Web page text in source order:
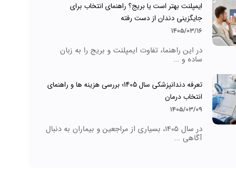
ایمپلنت بهتر است یا بریج؟ راهنمای انتخاب برای
جایگزینی دندان از دست رفته
1405/03/16
در این راهنما، تفاوت ایمپلنت و بریج را به زبان
ساده و ...
تعرفه دندانپزشکی سال 1405؛ بررسی هزینه ها و راهنمای
انتخاب درمان
1405/03/09
در سال 1405، بسیاری از مراجعین و بیماران به دنبال
آگاهی ...